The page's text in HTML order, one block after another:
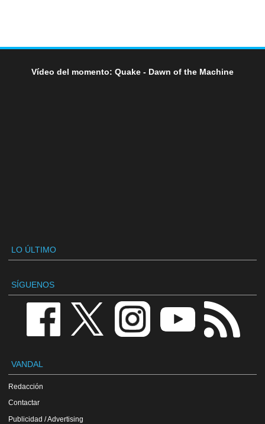
Vídeo del momento: Quake - Dawn of the Machine
LO ÚLTIMO
SÍGUENOS
VANDAL
Redacción
Contactar
Publicidad / Advertising